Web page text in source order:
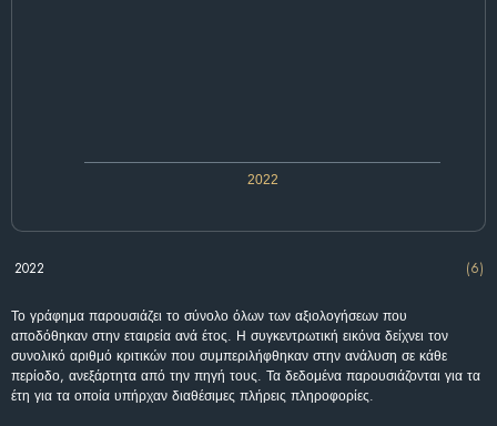
2022
2022 (6)
Το γράφημα παρουσιάζει το σύνολο όλων των αξιολογήσεων που
αποδόθηκαν στην εταιρεία ανά έτος. Η συγκεντρωτική εικόνα δείχνει τον
συνολικό αριθμό κριτικών που συμπεριλήφθηκαν στην ανάλυση σε κάθε
περίοδο, ανεξάρτητα από την πηγή τους. Τα δεδομένα παρουσιάζονται για τα
έτη για τα οποία υπήρχαν διαθέσιμες πλήρεις πληροφορίες.